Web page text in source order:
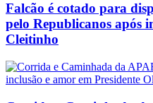
Falcão é cotado para
pelo Republicanos após
Cleitinho